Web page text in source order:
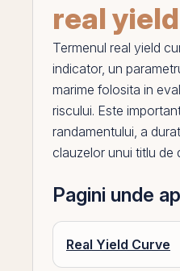
real
Termenul real yield
indicator, un
marime folosita in
riscului. Este
randamentului, a
clauzelor unui titlu de
Pagini unde
Real Yield Curve